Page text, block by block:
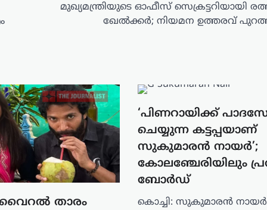
മുഖ്യമന്ത്രിയുടെ ഓഫീസ് സെക്രട്ടറിയായി
ഖേൽക്കർ; നിയമന ഉത്തരവ്
വൈറല്‍ താരം
‘പിണറായിക്ക്
ചെയ്യുന്ന കട്ടപ്പയാണ്
സുകുമാരൻ നായർ’;
കോലഞ്ചേരിയിലും
ബോർഡ്
കൊച്ചി: സുകുമാരൻ